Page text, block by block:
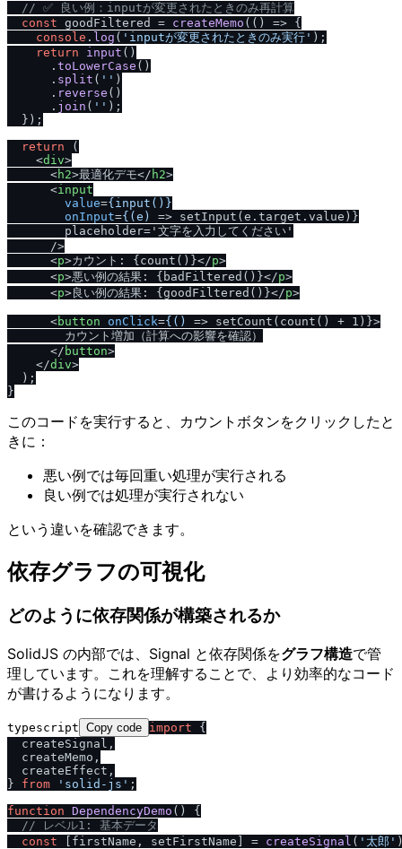
// ✅ 良い例：inputが変更されたときのみ再計算
const goodFiltered = createMemo ( () => {
console . log ( 'inputが変更されたときのみ実行' );
return
input ()
      .
toLowerCase ()
      .
split ( '' )
      .
reverse ()
      .
join ( '' );
  });
return (
<div>
<h2>最適化デモ</ h2>
<input
value={input()}
onInput={(e) => setInput(e.target.value)}
        placeholder='文字を入力してください'
/>
<p>カウント: {count()}</p>
<p>悪い例の結果: {badFiltered()}</p>
<p>良い例の結果: {goodFiltered()}</p>
<button onClick={() => setCount(count() + 1)}>
        カウント増加（計算への影響を確認）
</ button>
</div>
  );
このコードを実行すると、カウントボタンをクリックしたと
きに：
悪い例では毎回重い処理が実行される
良い例では処理が実行されない
という違いを確認できます。
依存グラフの可視化
どのように依存関係が構築されるか
SolidJS の内部では、Signal と依存関係をグラフ構造で管
理しています。これを理解することで、より効率的なコード
が書けるようになります。
typescript Copy code import {
  createSignal,
  createMemo,
  createEffect,
} from 'solid-js' ;
function DependencyDemo ( ) {
/ / レベル1: 基本データ
const [firstName, setFirstName] = createSignal ( '太郎'